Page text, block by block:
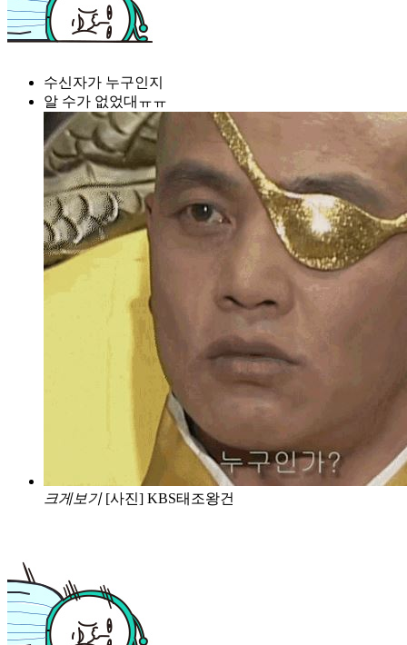
수신자가 누구인지
알 수가 없었대ㅠㅠ
크게보기 [사진] KBS태조왕건